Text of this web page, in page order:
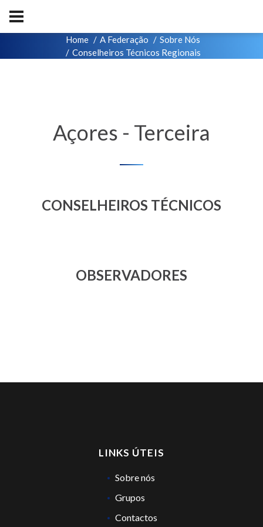
Home A Federação
Sobre Nós
Conselheiros Técnicos Regionais
Açores - Terceira
CONSELHEIROS TÉCNICOS
OBSERVADORES
LINKS ÚTEIS
Sobre nós
Grupos
Contactos